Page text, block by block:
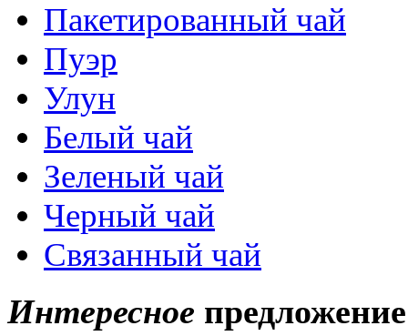
Пакетированный чай
Пуэр
Улун
Белый чай
Зеленый чай
Черный чай
Связанный чай
Интересное предложение